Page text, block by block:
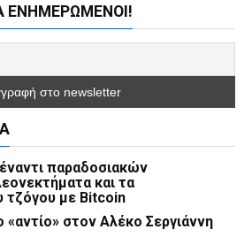
ΕΝΗΜΕΡΏΜΕΝΟΙ!
παραδοσιακών
και τα
τζόγου με Bitcoin
«αντίο» στον Αλέκο Σεργιάννη